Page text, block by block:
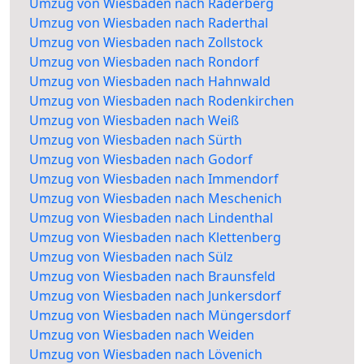
Umzug von Wiesbaden nach Raderthal
Umzug von Wiesbaden nach Zollstock
Umzug von Wiesbaden nach Rondorf
Umzug von Wiesbaden nach Hahnwald
Umzug von Wiesbaden nach Rodenkirchen
Umzug von Wiesbaden nach Weiß
Umzug von Wiesbaden nach Sürth
Umzug von Wiesbaden nach Godorf
Umzug von Wiesbaden nach Immendorf
Umzug von Wiesbaden nach Meschenich
Umzug von Wiesbaden nach Lindenthal
Umzug von Wiesbaden nach Klettenberg
Umzug von Wiesbaden nach Sülz
Umzug von Wiesbaden nach Braunsfeld
Umzug von Wiesbaden nach Junkersdorf
Umzug von Wiesbaden nach Müngersdorf
Umzug von Wiesbaden nach Weiden
Umzug von Wiesbaden nach Lövenich